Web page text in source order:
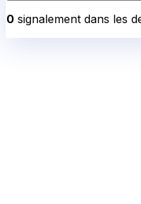
0 signalement dans les